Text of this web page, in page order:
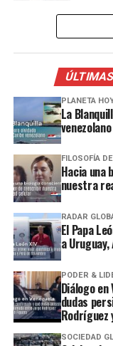
PLANETA
La
venezolano
FILOSOFÍA
Hacia una
nuestra
RADAR
El Papa
a
PODER &
Diálogo en
dudas
Rodríguez
SOCIEDAD